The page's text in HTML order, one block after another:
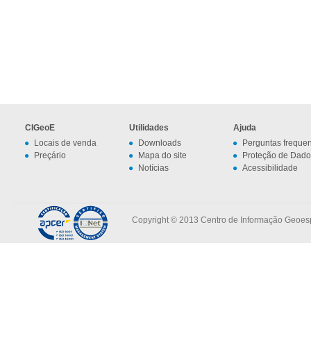
CIGeoE
Locais de venda
Preçário
Utilidades
Downloads
Mapa do site
Notícias
Ajuda
Perguntas
Proteção de
Acessibilidade
Copyright © 2013 Centro de Informação